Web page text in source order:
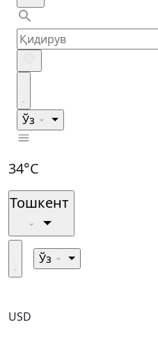
Ўз
34°C
Тошкент
Ўз
USD